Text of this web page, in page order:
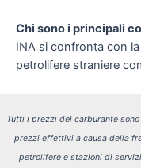
Chi sono i principali
INA si confronta con
petrolifere straniere
Tutti i prezzi del carburante
prezzi effettivi a causa della
petrolifere e stazioni di